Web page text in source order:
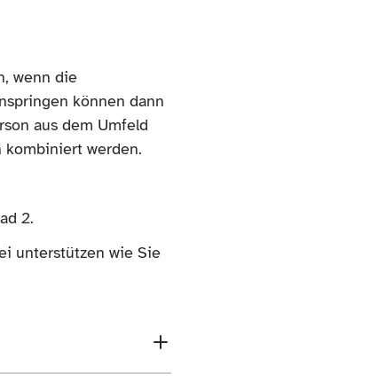
wenn die
können dann
aus dem Umfeld
kombiniert werden.
2.
unterstützen wie Sie